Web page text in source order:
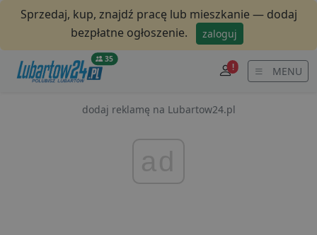
Sprzedaj, kup, znajdź pracę lub mieszkanie — dodaj
bezpłatne ogłoszenie.
zaloguj
35
! MENU
dodaj reklamę na Lubartow24.pl